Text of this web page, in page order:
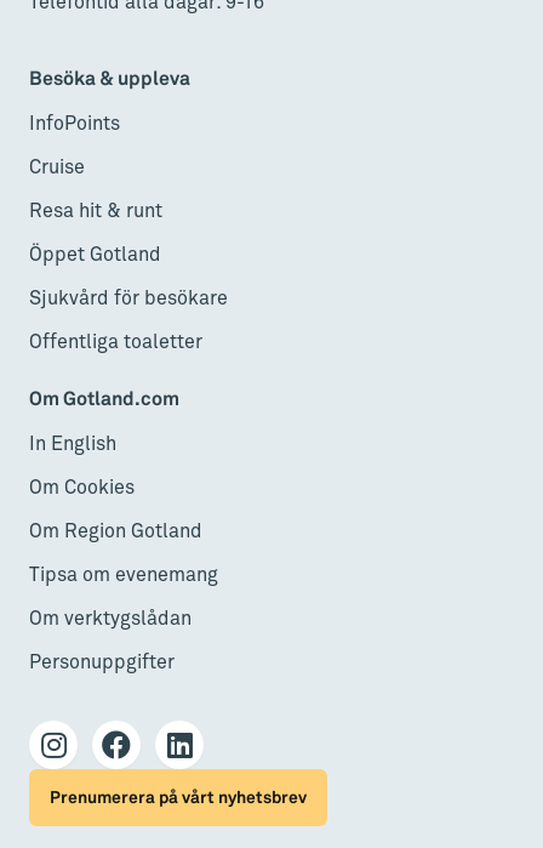
Besöka & uppleva
InfoPoints
Cruise
Resa hit & runt
Öppet Gotland
Sjukvård för besökare
Offentliga toaletter
Om Gotland.com
In English
Om Cookies
Om Region Gotland
Tipsa om evenemang
Om verktygslådan
Personuppgifter
Prenumerera på vårt nyhetsbrev